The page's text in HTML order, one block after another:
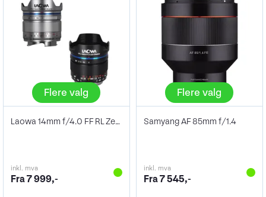
Flere valg
Laowa 14mm f/4.0 FF RL Zero-D
inkl. mva
Fra 7 999,-
Flere valg
Samyang AF 85mm f/1.4
inkl. mva
Fra 7 545,-